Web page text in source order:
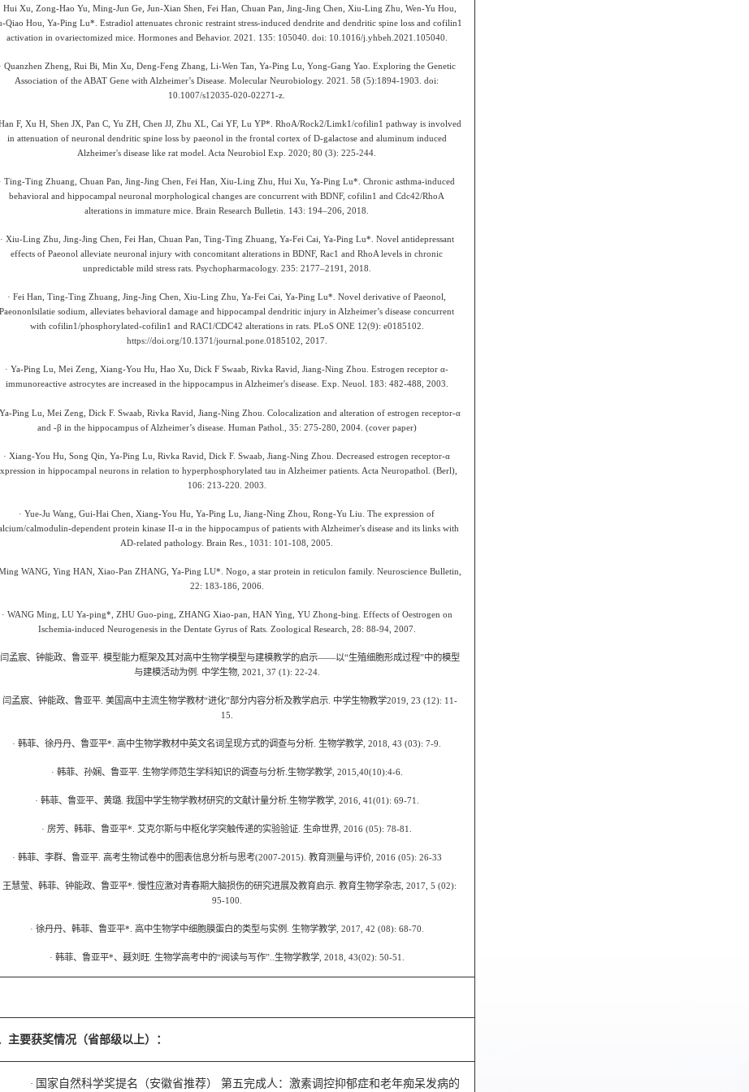
Hui Xu, Zong-Hao Yu, Ming-Jun Ge, Jun-Xian Shen, Fei Han, Chuan Pan, Jing-Jing Chen, Xiu-Ling Zhu, Wen-Yu Hou,
Qiao Hou, Ya-Ping Lu*. Estradiol attenuates chronic restraint stress-induced dendrite and dendritic spine loss and cofilin1
activation in ovariectomized mice. Hormones and Behavior. 2021. 135: 105040. doi: 10.1016/j.yhbeh.2021.105040.
· Quanzhen Zheng, Rui Bi, Min Xu, Deng-Feng Zhang, Li-Wen Tan, Ya-Ping Lu, Yong-Gang Yao. Exploring the Genetic
Association of the ABAT Gene with Alzheimer’s Disease. Molecular Neurobiology. 2021. 58 (5):1894-1903. doi:
10.1007/s12035-020-02271-z.
F, Xu H, Shen JX, Pan C, Yu ZH, Chen JJ, Zhu XL, Cai YF, Lu YP*. RhoA/Rock2/Limk1/cofilin1 pathway is involved
in attenuation of neuronal dendritic spine loss by paeonol in the frontal cortex of D-galactose and aluminum induced
Alzheimer's disease like rat model. Acta Neurobiol Exp. 2020; 80 (3): 225-244.
· Ting-Ting Zhuang, Chuan Pan, Jing-Jing Chen, Fei Han, Xiu-Ling Zhu, Hui Xu, Ya-Ping Lu*. Chronic asthma-induced
behavioral and hippocampal neuronal morphological changes are concurrent with BDNF, cofilin1 and Cdc42/RhoA
alterations in immature mice. Brain Research Bulletin. 143: 194–206, 2018.
· Xiu-Ling Zhu, Jing-Jing Chen, Fei Han, Chuan Pan, Ting-Ting Zhuang, Ya-Fei Cai, Ya-Ping Lu*. Novel antidepressant
effects of Paeonol alleviate neuronal injury with concomitant alterations in BDNF, Rac1 and RhoA levels in chronic
unpredictable mild stress rats. Psychopharmacology. 235: 2177–2191, 2018.
· Fei Han, Ting-Ting Zhuang, Jing-Jing Chen, Xiu-Ling Zhu, Ya-Fei Cai, Ya-Ping Lu*. Novel derivative of Paeonol,
Paeononlsilatie sodium, alleviates behavioral damage and hippocampal dendritic injury in Alzheimer’s disease concurrent
with cofilin1/phosphorylated-cofilin1 and RAC1/CDC42 alterations in rats. PLoS ONE 12(9): e0185102.
https://doi.org/10.1371/journal.pone.0185102, 2017.
· Ya-Ping Lu, Mei Zeng, Xiang-You Hu, Hao Xu, Dick F Swaab, Rivka Ravid, Jiang-Ning Zhou. Estrogen receptor α-
immunoreactive astrocytes are increased in the hippocampus in Alzheimer's disease. Exp. Neuol. 183: 482-488, 2003.
Ya-Ping Lu, Mei Zeng, Dick F. Swaab, Rivka Ravid, Jiang-Ning Zhou. Colocalization and alteration of estrogen receptor-α
and -β in the hippocampus of Alzheimer’s disease. Human Pathol., 35: 275-280, 2004. (cover paper)
· Xiang-You Hu, Song Qin, Ya-Ping Lu, Rivka Ravid, Dick F. Swaab, Jiang-Ning Zhou. Decreased estrogen receptor-α
in hippocampal neurons in relation to hyperphosphorylated tau in Alzheimer patients. Acta Neuropathol. (Berl),
106: 213-220. 2003.
· Yue-Ju Wang, Gui-Hai Chen, Xiang-You Hu, Ya-Ping Lu, Jiang-Ning Zhou, Rong-Yu Liu. The expression of
calmodulin-dependent protein kinase II-α in the hippocampus of patients with Alzheimer's disease and its links with
AD-related pathology. Brain Res., 1031: 101-108, 2005.
WANG, Ying HAN, Xiao-Pan ZHANG, Ya-Ping LU*. Nogo, a star protein in reticulon family. Neuroscience Bulletin,
22: 183-186, 2006.
· WANG Ming, LU Ya-ping*, ZHU Guo-ping, ZHANG Xiao-pan, HAN Ying, YU Zhong-bing. Effects of Oestrogen on
Ischemia-induced Neurogenesis in the Dentate Gyrus of Rats. Zoological Research, 28: 88-94, 2007.
闫孟宸、钟能政、鲁亚平. 模型能力框架及其对高中生物学模型与建模教学的启示——以“生殖细胞形成过程”中的模型
与建模活动为例
中学生物, 2021, 37 (1): 22-24.
闫孟宸、钟能政、鲁亚平. 美国高中主流生物学教材“进化”部分内容分析及教学启示. 中学生物教学2019, 23 (12): 11-
15.
· 韩菲、徐丹丹、鲁亚平*.高中生物学教材中英文名词呈现方式的调查与分析 .生物学教学 , 2018, 43 (03): 7-9.
· 韩菲、孙娴、鲁亚平. 生物学师范生学科知识的调查与分析. 生物学教学, 2015,40(10):4-6.
· 韩菲、鲁亚平、黄璐. 我国中学生物学教材研究的文献计量分析. 生物学教学, 2016, 41(01): 69-71.
· 房芳、韩菲、鲁亚平*.艾克尔斯与中枢化学突触传递的实验验证 .生命世界 , 2016 (05): 78-81.
· 韩菲、李群、鲁亚平. 高考生物试卷中的图表信息分析与思考(2007-2015). 教育测量与评价, 2016 (05): 26-33
王慧莹、韩菲、钟能政、鲁亚平*.慢性应激对青春期大脑损伤的研究进展及教育启示 .教育生物学杂志 , 2017, 5 (02):
95-100.
· 徐丹丹、韩菲、鲁亚平*. 高中生物学中细胞膜蛋白的类型与实例 生物学教学, 2017, 42 (08): 68-70.
· 韩菲、鲁亚平*、聂刘旺. 生物学高考中的“阅读与写作”.. 生物学教学, 2018, 43(02): 50-51.
主要获奖情况（省部级以上）：
· 国家自然科学奖提名（安徽省推荐） 第五完成人：激素调控抑郁症和老年痴呆发病的